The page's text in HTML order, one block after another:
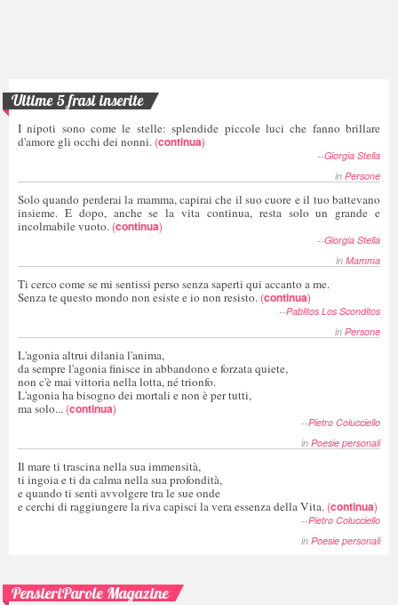
Ultime 5 frasi inserite
I nipoti sono come le stelle: splendide piccole luci che fanno brillare
d'amore gli occhi dei nonni. (continua)
--Giorgia Stella
in Persone
Solo quando perderai la mamma, capirai che il suo cuore e il tuo battevano
insieme. E dopo, anche se la vita continua, resta solo un grande e
incolmabile vuoto. (continua)
--Giorgia Stella
in Mamma
Ti cerco come se mi sentissi perso senza saperti qui accanto a me.
Senza te questo mondo non esiste e io non resisto. (continua)
--Pablitos Los Sconditos
in Persone
L'agonia altrui dilania l'anima,
da sempre l'agonia finisce in abbandono e forzata quiete,
non c'è mai vittoria nella lotta, né trionfo.
L'agonia ha bisogno dei mortali e non è per tutti,
ma solo... (continua)
--Pietro Colucciello
in Poesie personali
Il mare ti trascina nella sua immensità,
ti ingoia e ti da calma nella sua profondità,
e quando ti senti avvolgere tra le sue onde
e cerchi di raggiungere la riva capisci la vera essenza della Vita. (continua)
--Pietro Colucciello
in Poesie personali
PensieriParole Magazine